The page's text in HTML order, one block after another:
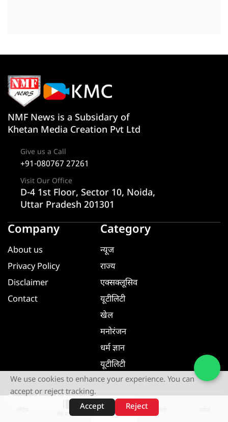
वेब स्टोरीज़
NMF News is a Subsidary of
Khetan Media Creation Pvt Ltd
Give us a Call
+91-080767 27261
Visit Our Office
D-4 1st Floor, Sector 10, Noida,
Uttar Pradesh 201301
Company
About us
Privacy Policy
Disclaimer
Contact
Category
न्यूज
राज्य
एक्सक्लूसिव
यूटीलिटी
खेल
मनोरंजन
धर्म ज्ञान
यूटीलिटी
Download App
We use cookies to enhance your experience. You can
accept or reject tracking.
Accept
Reject